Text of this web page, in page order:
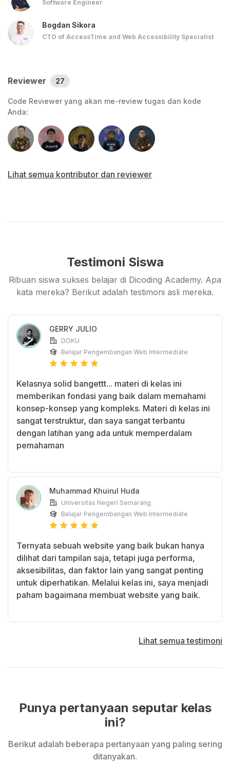
dapat dimanfaatkan untuk bertanya dan berdiskusi.
Evaluasi pembelajaran: berupa tugas besar
pengembangan aplikasi web dengan
mobile.
Sertifikat kompetensi
: diberikan kepada peserta yang
berhasil menyelesaikan seluruh materi, tugas, serta proyek
akhir dengan standar yang ditetapkan..
Software Engineer
Bogdan Sikora
CTO of AccessTime and Web Accessibility Specialist
Reviewer 27
Code Reviewer yang akan me-review tugas dan kode
Anda:
Lihat semua kontributor dan reviewer
Testimoni Siswa
Ribuan siswa sukses belajar di Dicoding Academy. Apa
kata mereka? Berikut adalah testimoni asli mereka.
GERRY JULIO
DOKU
Belajar Pengembangan Web Intermediate
Kelasnya solid bangettt... materi di kelas ini
memberikan fondasi yang baik dalam memahami
konsep-konsep yang kompleks. Materi di kelas ini
sangat terstruktur, dan saya sangat terbantu
dengan latihan yang ada untuk memperdalam
pemahaman
Muhammad Khuirul Huda
Universitas Negeri Semarang
Belajar Pengembangan Web Intermediate
Ternyata sebuah website yang baik bukan hanya
dilihat dari tampilan saja, tetapi juga performa,
aksesibilitas, dan faktor lain yang sangat penting
untuk diperhatikan. Melalui kelas ini, saya menjadi
paham bagaimana membuat website yang baik.
Lihat semua testimoni
Punya pertanyaan seputar kelas
ini?
Berikut adalah beberapa pertanyaan yang paling sering
ditanyakan.